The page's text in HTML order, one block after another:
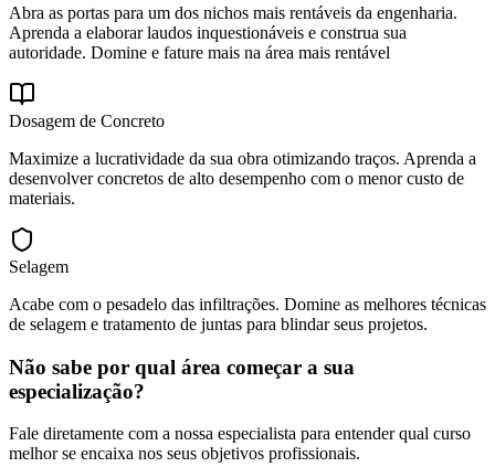
Abra as portas para um dos nichos mais rentáveis da engenharia.
Aprenda a elaborar laudos inquestionáveis e construa sua
autoridade. Domine e fature mais na área mais rentável
Dosagem de Concreto
Maximize a lucratividade da sua obra otimizando traços. Aprenda a
desenvolver concretos de alto desempenho com o menor custo de
materiais.
Selagem
Acabe com o pesadelo das infiltrações. Domine as melhores técnicas
de selagem e tratamento de juntas para blindar seus projetos.
Não sabe por qual área começar a sua
especialização?
Fale diretamente com a nossa especialista para entender qual curso
melhor se encaixa nos seus objetivos profissionais.